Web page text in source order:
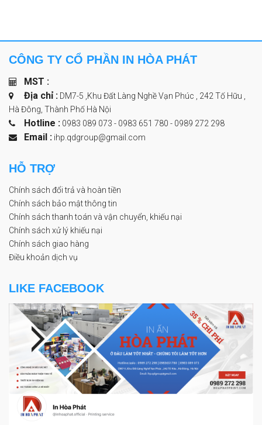
CÔNG TY CỔ PHẦN IN HÒA PHÁT
MST :
Địa chỉ :DM7-5 ,Khu Đất Làng Nghề Vạn Phúc , 242 Tố Hữu ,
Hà Đông, Thành Phố Hà Nội
Hotline : 0983 089 073 - 0983 651 780 - 0989 272 298
Email : ihp.qdgroup@gmail.com
HỖ TRỢ
Chính sách đổi trả và hoàn tiền
Chính sách bảo mật thông tin
Chính sách thanh toán và vận chuyển, khiếu nại
Chính sách xử lý khiếu nại
Chính sách giao hàng
Điều khoản dịch vụ
LIKE FACEBOOK